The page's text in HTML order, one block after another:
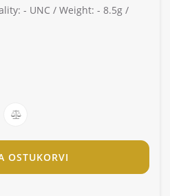
- UNC / Weight: - 8.5g /
OSTUKORVI